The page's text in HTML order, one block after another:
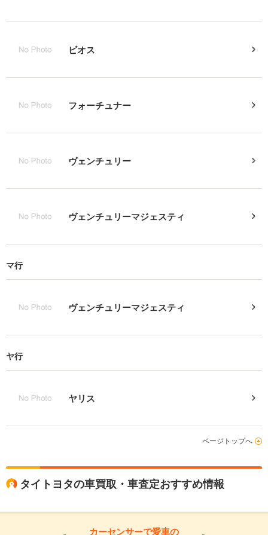
ビオス
フォーチュナー
ヴェンチュリー
ヴェンチュリーマジェスティ
マ行
ヴェンチュリーマジェスティ
ヤ行
ヤリス
ページトップへ
タイトヨタの車買取・車査定おすすめ情報
カーセンサーで愛車の